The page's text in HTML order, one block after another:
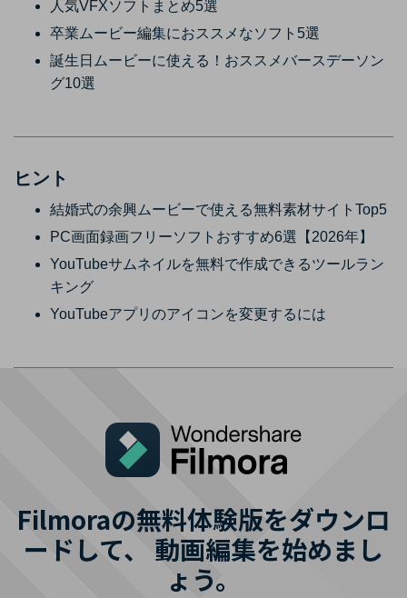
人気VFXソフトまとめ5選
卒業ムービー編集におススメなソフト5選
誕生日ムービーに使える！おススメバースデーソン
グ10選
ヒント
結婚式の余興ムービーで使える無料素材サイトTop5
PC画面録画フリーソフトおすすめ6選【2026年】
YouTubeサムネイルを無料で作成できるツールラン
キング
YouTubeアプリのアイコンを変更するには
Filmoraの無料体験版をダウンロ
ードして、 動画編集を始めまし
ょう。